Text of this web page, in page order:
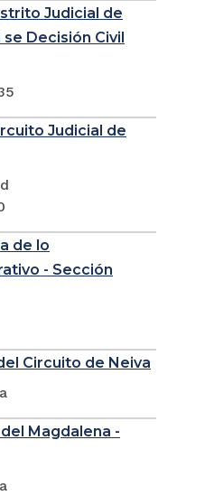
Judicial de
Decisión Civil
Judicial de
de lo
- Sección
Circuito de Neiva
Magdalena -